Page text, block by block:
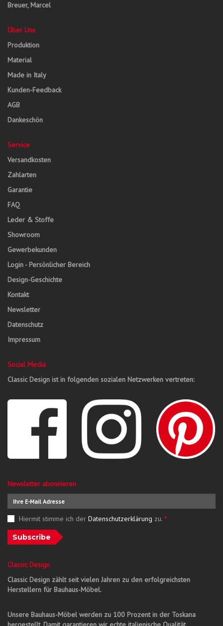
Breuer, Marcel
Über Uns
Produktion
Material
Made in Italy
Kunden-Feedback
AGB
Dankeschön
Service
Versandkosten
Zahlarten
Garantie
FAQ
Leder & Stoffe
Showroom
Gewerbekunden
Login - Persönlicher Bereich
Design-Geschichte
Kontakt
Newsletter
Datenschutz
Impressum
Social Media
Classic Design ist in folgenden sozialen Netzwerken vertreten:
Newsletter abonnieren
Hiermit stimme ich der Datenschutzerklärung zu. *
Subscribe
Classic Design
Classic Design zählt seit vielen Jahren zu den erfolgreichsten
Herstellern für Bauhaus-Möbel.
Unsere Bauhaus-Möbel werden zu 100 Prozent in der Toskana